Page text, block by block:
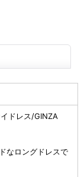
イドレス/GINZA
なロングドレスで